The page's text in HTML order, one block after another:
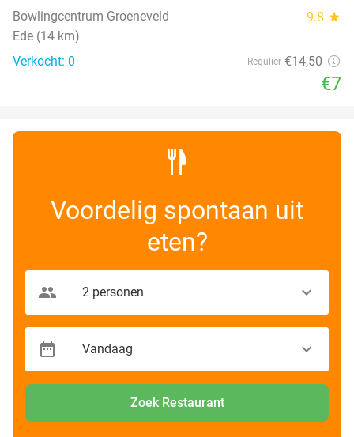
Bowlingcentrum Groeneveld 9.8 star
Ede (14 km)
Verkocht: 0
Regulier €14,50
€7
Voordelig spontaan uit
eten?
Zoek Restaurant